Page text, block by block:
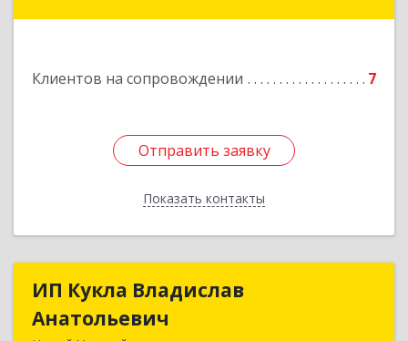
Клиентов на сопровождении 7
Отправить заявку
Показать контакты
Отправить заявку
Назад
ИП Кукла Владислав
Анатольевич
ИП Кукла Владислав